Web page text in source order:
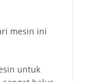
mesin ini
untuk